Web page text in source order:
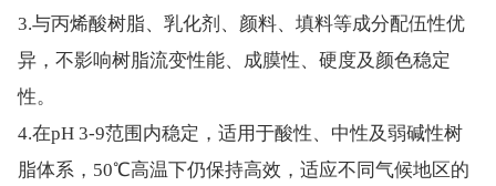
3.与丙烯酸树脂、乳化剂、颜料、填料等成分配伍性优
异，不影响树脂流变性能、成膜性、硬度及颜色稳定
性。
4.在pH 3-9范围内稳定，适用于酸性、中性及弱碱性树
脂体系，50℃高温下仍保持高效，适应不同气候地区的